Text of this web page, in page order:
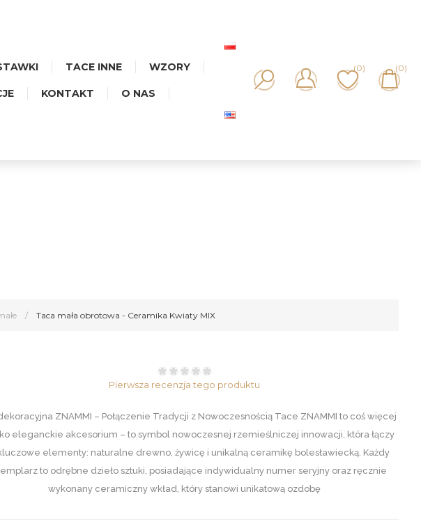
TACE INNE WZORY
KONTAKT O NAS
(0) (0)
/ Taca mała obrotowa - Ceramika Kwiaty MIX
Pierwsza recenzja tego produktu
ZNAMMI – Połączenie Tradycji z Nowoczesnością Tace ZNAMMI to coś więcej
eleganckie akcesorium – to symbol nowoczesnej rzemieślniczej innowacji, która łączy
elementy: naturalne drewno, żywicę i unikalną ceramikę bolesławiecką. Każdy
to odrębne dzieło sztuki, posiadające indywidualny numer seryjny oraz ręcznie
wykonany ceramiczny wkład, który stanowi unikatową ozdobę